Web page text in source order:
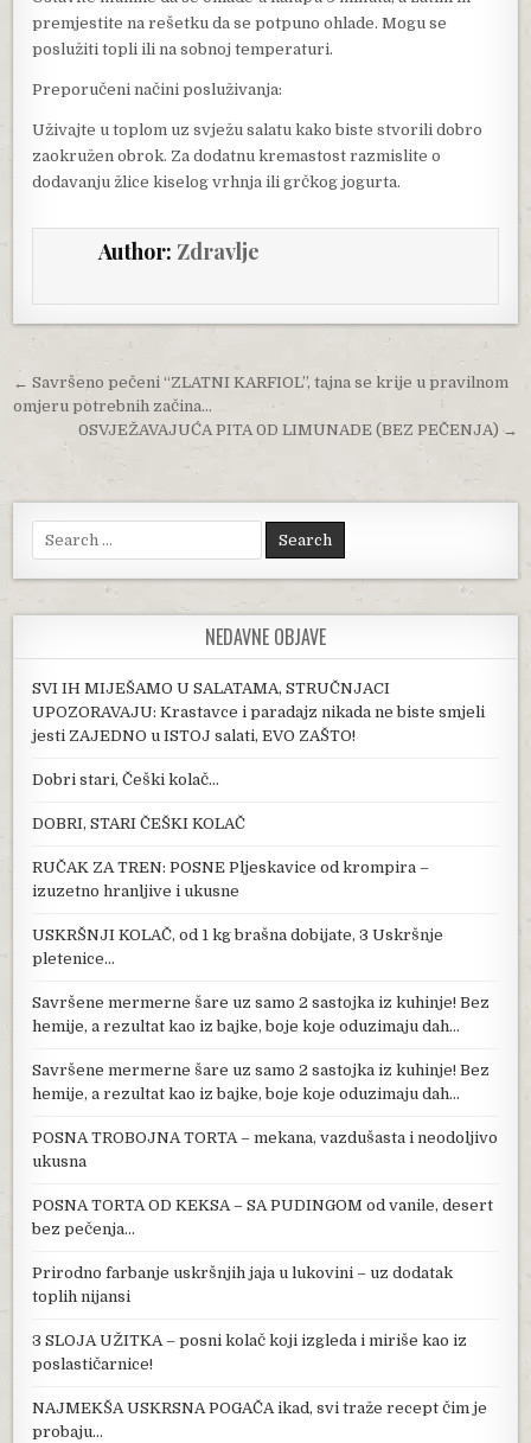
premjestite na rešetku da se potpuno ohlade. Mogu se
poslužiti topli ili na sobnoj temperaturi.
Preporučeni načini posluživanja:
Uživajte u toplom uz svježu salatu kako biste stvorili dobro
zaokružen obrok. Za dodatnu kremastost razmislite o
dodavanju žlice kiselog vrhnja ili grčkog jogurta.
Author: Zdravlje
Post navigation
← Savršeno pečeni “ZLATNI KARFIOL”, tajna se krije u pravilnom
omjeru potrebnih začina…
0SVJEŽAVAJUĆA PITA 0D LIMUNADE (BEZ PEČENJA) →
Search for:
NEDAVNE OBJAVE
SVI IH MIJEŠAMO U SALATAMA, STRUČNJACI
UPOZORAVAJU: Krastavce i paradajz nikada ne biste smjeli
jesti ZAJEDNO u ISTOJ salati, EVO ZAŠTO!
Dobri stari, Češki kolač…
DOBRI, STARI ČEŠKI KOLAČ
RUČAK ZA TREN: POSNE Pljeskavice od krompira –
izuzetno hranljive i ukusne
USKRŠNJI KOLAČ, od 1 kg brašna dobijate, 3 Uskršnje
pletenice…
Savršene mermerne šare uz samo 2 sastojka iz kuhinje! Bez
hemije, a rezultat kao iz bajke, boje koje oduzimaju dah…
Savršene mermerne šare uz samo 2 sastojka iz kuhinje! Bez
hemije, a rezultat kao iz bajke, boje koje oduzimaju dah…
POSNA TROBOJNA TORTA – mekana, vazdušasta i neodoljivo
ukusna
POSNA TORTA OD KEKSA – SA PUDINGOM od vanile, desert
bez pečenja…
Prirodno farbanje uskršnjih jaja u lukovini – uz dodatak
toplih nijansi
3 SLOJA UŽITKA – posni kolač koji izgleda i miriše kao iz
poslastičarnice!
NAJMEKŠA USKRSNA POGAČA ikad, svi traže recept čim je
probaju…